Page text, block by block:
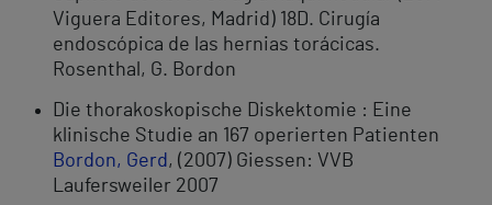
Viguera Editores, Madrid) 18D. Cirugía
endoscópica de las hernias torácicas.
Rosenthal, G. Bordon
Die thorakoskopische Diskektomie : Eine
klinische Studie an 167 operierten Patienten
Bordon, Gerd , (2007) Giessen: VVB
Laufersweiler 2007